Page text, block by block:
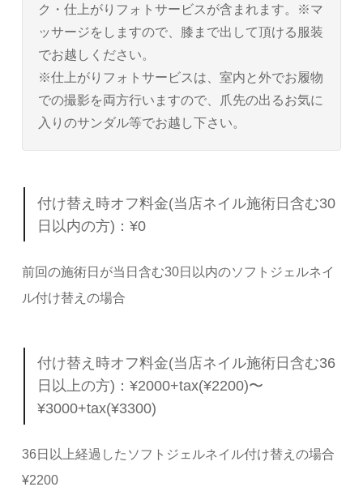
ク・仕上がりフォトサービスが含まれます。※マ
ッサージをしますので、膝まで出して頂ける服装
でお越しください。
※仕上がりフォトサービスは、室内と外でお履物
での撮影を両方行いますので、爪先の出るお気に
入りのサンダル等でお越し下さい。
付け替え時オフ料金(当店ネイル施術日含む30
日以内の方)：¥0
前回の施術日が当日含む30日以内のソフトジェルネイ
ル付け替えの場合
付け替え時オフ料金(当店ネイル施術日含む36
日以上の方)：¥2000+tax(¥2200)〜
¥3000+tax(¥3300)
36日以上経過したソフトジェルネイル付け替えの場合
¥2200